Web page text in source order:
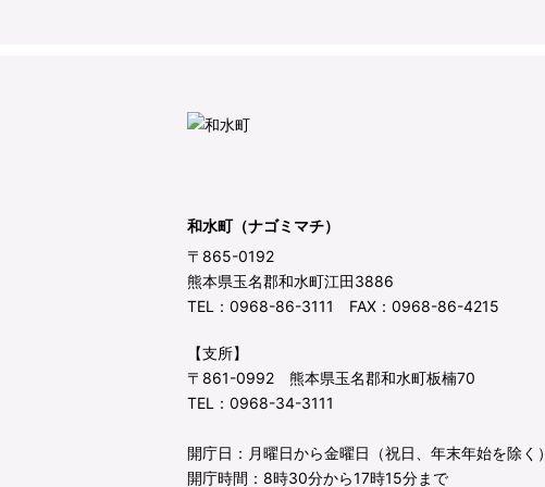
和水町（ナゴミマチ）
〒865-0192
熊本県玉名郡和水町江田3886
TEL：0968-86-3111 FAX：0968-86-4215
【支所】
〒861-0992 熊本県玉名郡和水町板楠70
TEL：0968-34-3111
開庁日：月曜日から金曜日（祝日、年末年始を除く）
開庁時間：8時30分から17時15分まで